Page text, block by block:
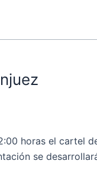
horas el cartel
se